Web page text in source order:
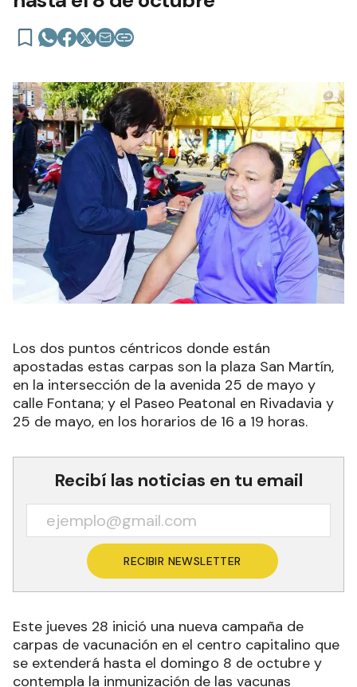
Los dos puntos céntricos donde están
apostadas estas carpas son la plaza San Martín,
en la intersección de la avenida 25 de mayo y
calle Fontana; y el Paseo Peatonal en Rivadavia y
25 de mayo, en los horarios de 16 a 19 horas.
Recibí las noticias en tu email
RECIBIR NEWSLETTER
Este jueves 28 inició una nueva campaña de
carpas de vacunación en el centro capitalino que
se extenderá hasta el domingo 8 de octubre y
contempla la inmunización de las vacunas